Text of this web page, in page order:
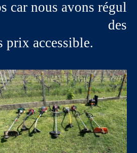
car nous avons régul
des
prix accessible.